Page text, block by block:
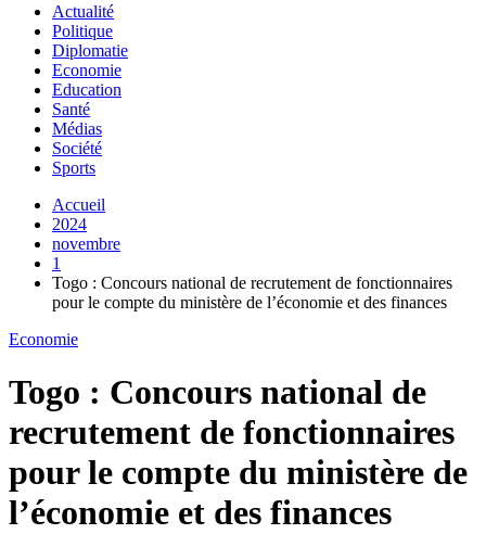
Actualité
Politique
Diplomatie
Economie
Education
Santé
Médias
Société
Sports
Accueil
2024
novembre
1
Togo : Concours national de recrutement de fonctionnaires
pour le compte du ministère de l’économie et des finances
Economie
Togo : Concours national de
recrutement de fonctionnaires
pour le compte du ministère de
l’économie et des finances